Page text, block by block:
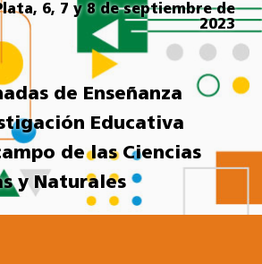
6, 7 y 8 de septiembre de
2023
de Enseñanza
Educativa
de las Ciencias
y Naturales